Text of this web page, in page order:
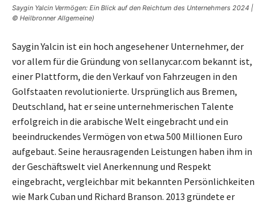
Saygin Yalcin Vermögen: Ein Blick auf den Reichtum des Unternehmers 2024 |
© Heilbronner Allgemeine)
Saygin Yalcin ist ein hoch angesehener Unternehmer, der
vor allem für die Gründung von sellanycar.com bekannt ist,
einer Plattform, die den Verkauf von Fahrzeugen in den
Golfstaaten revolutionierte. Ursprünglich aus Bremen,
Deutschland, hat er seine unternehmerischen Talente
erfolgreich in die arabische Welt eingebracht und ein
beeindruckendes Vermögen von etwa 500 Millionen Euro
aufgebaut. Seine herausragenden Leistungen haben ihm in
der Geschäftswelt viel Anerkennung und Respekt
eingebracht, vergleichbar mit bekannten Persönlichkeiten
wie Mark Cuban und Richard Branson. 2013 gründete er